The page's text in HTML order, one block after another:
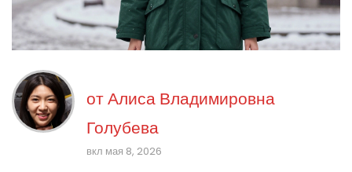
отАлиса Владимировна
Голубева
вкл мая 8, 2026